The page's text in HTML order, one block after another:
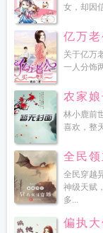
女，却因
亿万
关于亿万
一人分饰
农家
林小鹿前
喜欢，整
全民
全民穿越
神级天赋
多...
偏执